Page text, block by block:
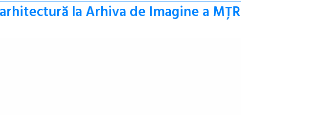
la Arhiva de Imagine a MȚR